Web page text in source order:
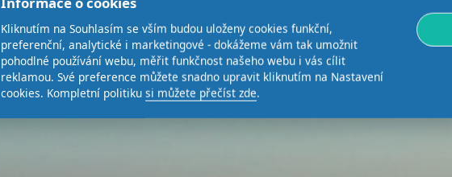
Kliknutím na Souhlasím se vším budou uloženy cookies funkční,
preferenční, analytické i marketingové - dokážeme vám tak umožnit
pohodlné používání webu, měřit funkčnost našeho webu i vás cílit
reklamou. Své preference můžete snadno upravit kliknutím na Nastavení
cookies. Kompletní politiku si můžete přečíst zde.